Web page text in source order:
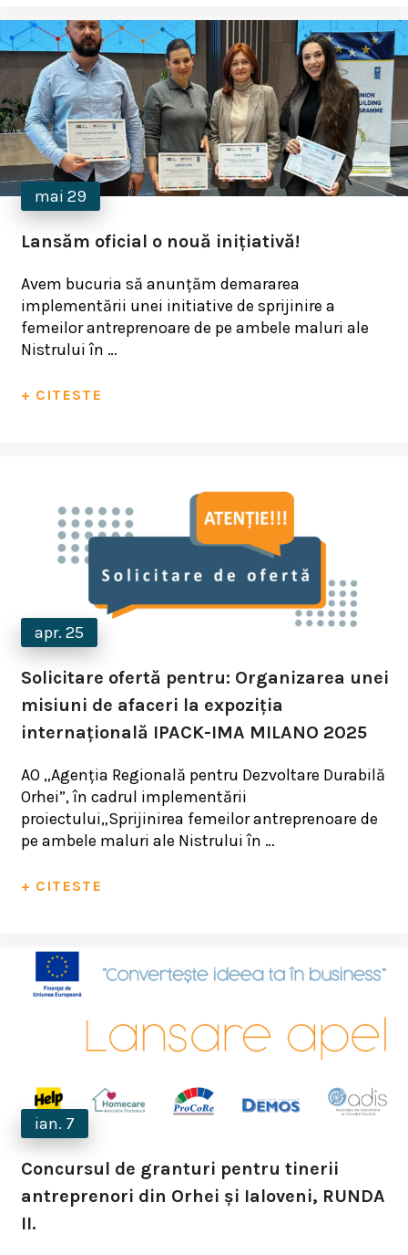
mai 29
Lansăm oficial o nouă inițiativă!
Avem bucuria să anunțăm demararea
implementării unei initiative de sprijinire a
femeilor antreprenoare de pe ambele maluri ale
Nistrului în …
+ CITESTE
apr. 25
Solicitare ofertă pentru: Organizarea unei
misiuni de afaceri la expoziția
internațională IPACK-IMA MILANO 2025
AO „Agenția Regională pentru Dezvoltare Durabilă
Orhei”, în cadrul implementării
proiectului„Sprijinirea femeilor antreprenoare de
pe ambele maluri ale Nistrului în …
+ CITESTE
ian. 7
Concursul de granturi pentru tinerii
antreprenori din Orhei și Ialoveni, RUNDA
II.